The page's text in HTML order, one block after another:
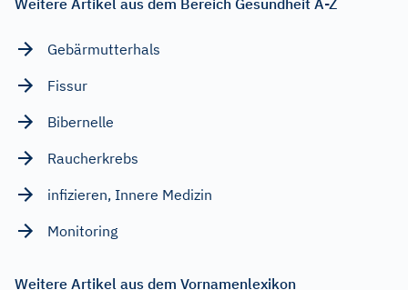
Gebärmutterhals
Fissur
Bibernelle
Raucherkrebs
infizieren, Innere Medizin
Monitoring
Weitere Artikel aus dem Vornamenlexikon